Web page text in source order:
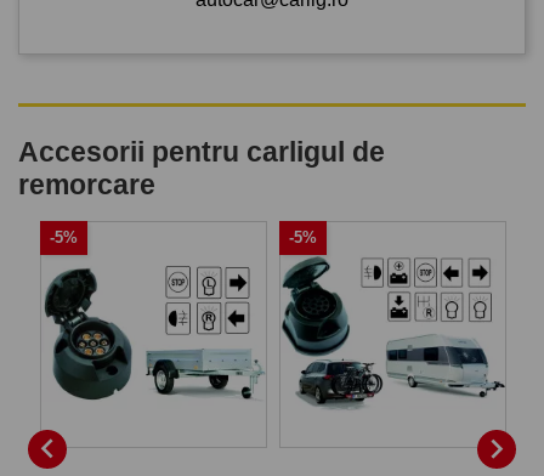
Accesorii pentru carligul de
remorcare

-5% -5%
